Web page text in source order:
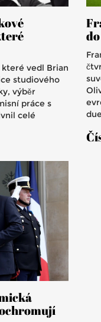
které vedl Brian
studiového
výběr
práce s
celé